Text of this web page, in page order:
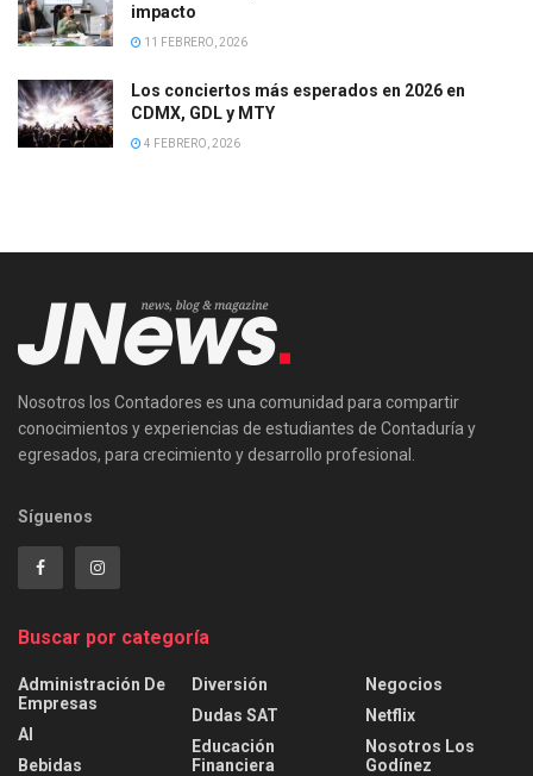
impacto
11 FEBRERO, 2026
Los conciertos más esperados en 2026 en
CDMX, GDL y MTY
4 FEBRERO, 2026
Nosotros los Contadores es una comunidad para compartir
conocimientos y experiencias de estudiantes de Contaduría y
egresados, para crecimiento y desarrollo profesional.
Síguenos
Buscar por categoría
Administración De
Empresas
AI
Bebidas
Diversión
Dudas SAT
Educación
Financiera
Negocios
Netflix
Nosotros Los
Godínez